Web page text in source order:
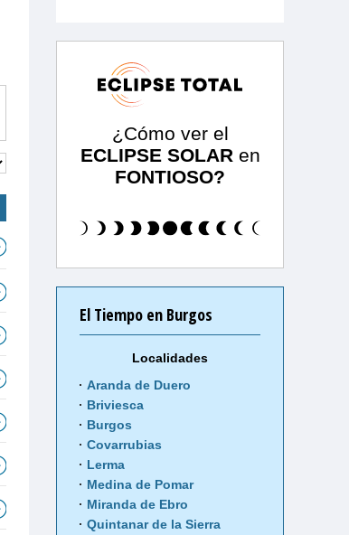
¿Cómo ver el
ECLIPSE SOLAR en
FONTIOSO?
El Tiempo en Burgos
Localidades
Aranda de Duero
Briviesca
Burgos
Covarrubias
Lerma
Medina de Pomar
Miranda de Ebro
Quintanar de la Sierra